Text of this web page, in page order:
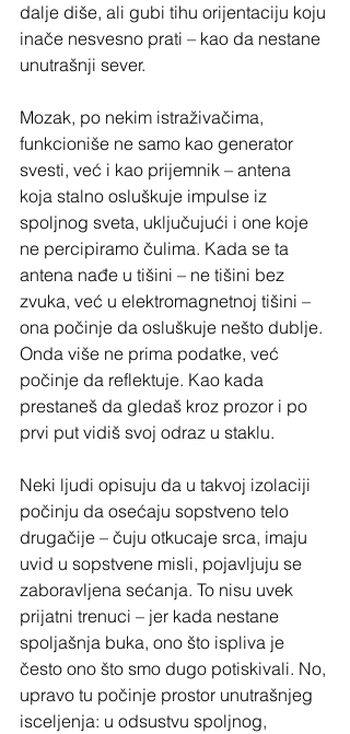
dalje diše, ali gubi tihu orijentaciju koju
inače nesvesno prati – kao da nestane
unutrašnji sever.
Mozak, po nekim istraživačima,
funkcioniše ne samo kao generator
svesti, već i kao prijemnik – antena
koja stalno osluškuje impulse iz
spoljnog sveta, uključujući i one koje
ne percipiramo čulima. Kada se ta
antena nađe u tišini – ne tišini bez
zvuka, već u elektromagnetnoj tišini –
ona počinje da osluškuje nešto dublje.
Onda više ne prima podatke, već
počinje da reflektuje. Kao kada
prestaneš da gledaš kroz prozor i po
prvi put vidiš svoj odraz u staklu.
Neki ljudi opisuju da u takvoj izolaciji
počinju da osećaju sopstveno telo
drugačije – čuju otkucaje srca, imaju
uvid u sopstvene misli, pojavljuju se
zaboravljena sećanja. To nisu uvek
prijatni trenuci – jer kada nestane
spoljašnja buka, ono što ispliva je
često ono što smo dugo potiskivali. No,
upravo tu počinje prostor unutrašnjeg
isceljenja: u odsustvu spoljnog,